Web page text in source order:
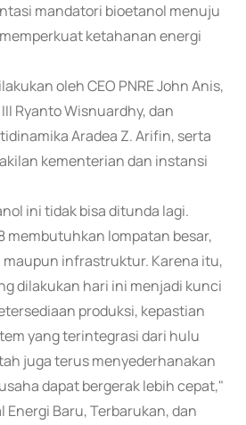
mandatori bioetanol menuju
ketahanan energi
oleh CEO PNRE John Anis,
Ryanto Wisnuardhy, dan
Aradea Z. Arifin, serta
kementerian dan instansi
ini tidak bisa ditunda lagi.
membutuhkan lompatan besar,
maupun infrastruktur. Karena itu,
dilakukan hari ini menjadi kunci
produksi, kepastian
yang terintegrasi dari hulu
juga terus menyederhanakan
dapat bergerak lebih cepat,"
Energi Baru, Terbarukan, dan